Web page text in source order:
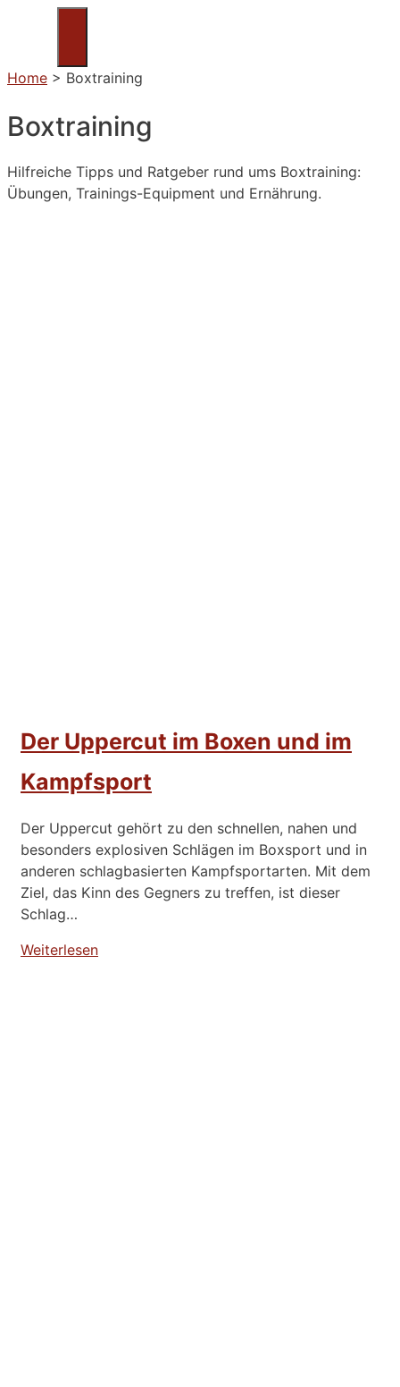
Home > Boxtraining
Boxtraining
Hilfreiche Tipps und Ratgeber rund ums Boxtraining:
Übungen, Trainings-Equipment und Ernährung.
Der Uppercut im Boxen und im
Kampfsport
Der Uppercut gehört zu den schnellen, nahen und
besonders explosiven Schlägen im Boxsport und in
anderen schlagbasierten Kampfsportarten. Mit dem
Ziel, das Kinn des Gegners zu treffen, ist dieser
Schlag…
Weiterlesen